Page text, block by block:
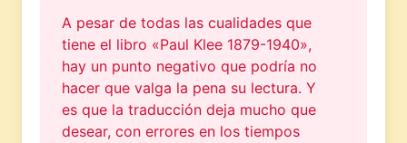
A pesar de todas las cualidades que
tiene el libro «Paul Klee 1879-1940»,
hay un punto negativo que podría no
hacer que valga la pena su lectura. Y
es que la traducción deja mucho que
desear, con errores en los tiempos